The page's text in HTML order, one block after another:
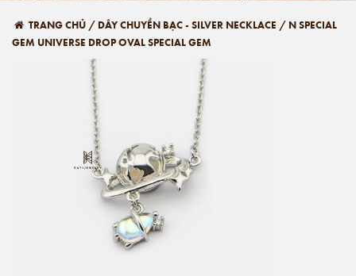
TRANG CHỦ / DÂY CHUYỀN BẠC - SILVER NECKLACE / N SPECIAL
GEM UNIVERSE DROP OVAL SPECIAL GEM